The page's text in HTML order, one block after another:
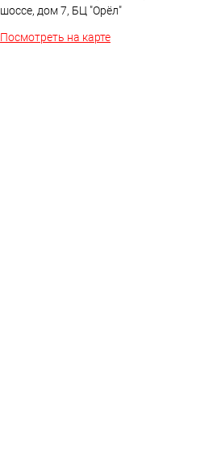
шоссе, дом 7, БЦ "Орёл"
Посмотреть на карте